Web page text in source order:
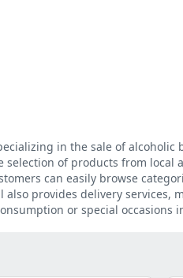
in the sale of
selection of products from
can easily browse
also provides delivery services,
or special occasions